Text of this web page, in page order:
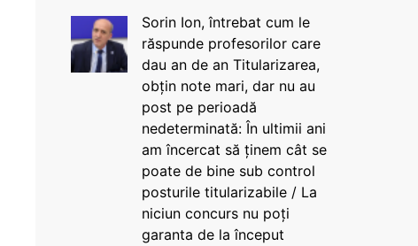
Sorin Ion, întrebat cum le
răspunde profesorilor care
dau an de an Titularizarea,
obțin note mari, dar nu au
post pe perioadă
nedeterminată: În ultimii ani
am încercat să ținem cât se
poate de bine sub control
posturile titularizabile / La
niciun concurs nu poți
garanta de la început